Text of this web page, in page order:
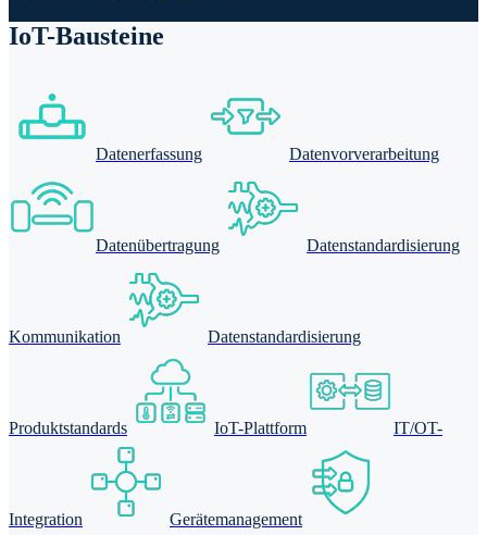
IoT-Bausteine
Datenerfassung Datenvorverarbeitung
Datenübertragung Datenstandardisierung
Kommunikation Datenstandardisierung
Produktstandards IoT-Plattform IT/OT-
Integration Gerätemanagement